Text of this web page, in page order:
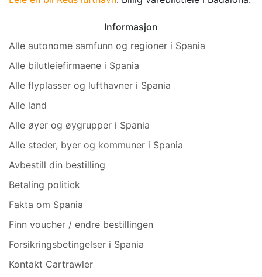
Informasjon
Alle autonome samfunn og regioner i Spania
Alle bilutleiefirmaene i Spania
Alle flyplasser og lufthavner i Spania
Alle land
Alle øyer og øygrupper i Spania
Alle steder, byer og kommuner i Spania
Avbestill din bestilling
Betaling politick
Fakta om Spania
Finn voucher / endre bestillingen
Forsikringsbetingelser i Spania
Kontakt Cartrawler